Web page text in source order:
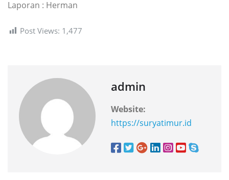
Laporan : Herman
Post Views: 1,477
admin
Website:
https://suryatimur.id